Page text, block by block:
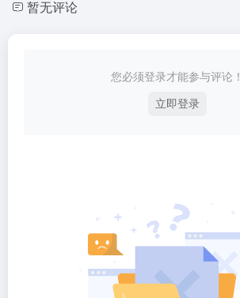
暂无评论
您必须登录才能参与评论！
立即登录